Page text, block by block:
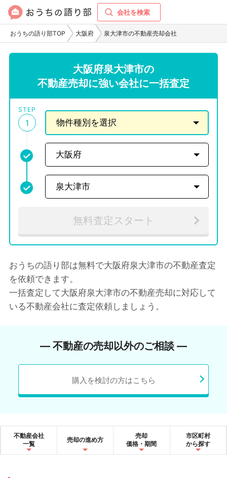
会社を検索
おうちの語り部TOP 大阪府 泉大津市の不動産売却会社
大阪府泉大津市の
不動産売却に強い会社に一括査定
STEP
1
無料査定スタート
おうちの語り部は無料で大阪府泉大津市の不動産査定
を依頼できます。
一括査定して大阪府泉大津市の不動産売却に対応して
いる不動産会社に査定依頼しましょう。
― 不動産の売却以外のご相談 ―
購入を検討の方はこちら
不動産会社
一覧
売却の進め方
売却
価格・期間
市区町村
から探す